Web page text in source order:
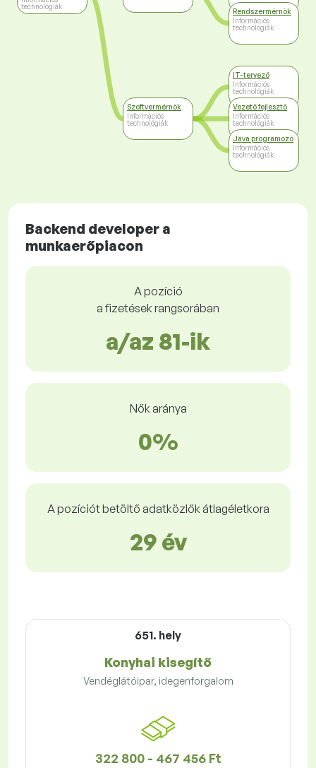
technológiák
Szoftvermérnök
Információs
technológiák
Rendszermérnök
Információs
technológiák
IT-tervező
Információs
technológiák
Vezető fejlesztő
Információs
technológiák
Java programozó
Információs
technológiák
Backend developer a
munkaerőpiacon
A pozíció
a fizetések rangsorában
a/az 81-ik
Nők aránya
0%
A pozíciót betöltő adatközlők átlagéletkora
29 év
651. hely
Konyhai kisegítő
Vendéglátóipar, idegenforgalom
322 800 - 467 456 Ft